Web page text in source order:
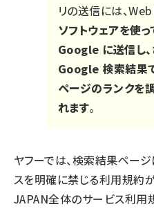
リの送信には、
ソフトウェアを使
Google に送信し、
Google 検索結果
ページのランクを
れます。
ヤフーでは、検索結果ペー
スを明確に禁じる利用規約
JAPAN全体のサービス利用